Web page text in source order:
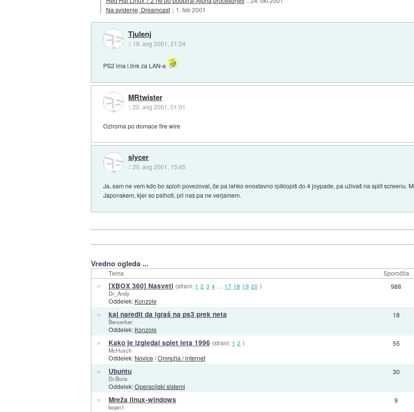
Na svidenje, Dreamcast :: 1. feb 2001
Tjulenj
:: 19. avg 2001, 21:24
PS2 ima i.link za LAN-e
MRtwister
::20. avg 2001, 01:01
Oziroma po domace fire wire
slycer
::20. avg 2001, 15:45
Ja, sam ne vem kdo bo sploh povezoval, če pa lahko enostavno rpiklopiš do 4 joypade, pa uživaš na split screenu.
Japonskem, kjer so psihoti, pri nas pa ne verjamem.
Vredno ogleda ...
Tema Sporočila
» [XBOX 360] Nasveti (strani: 1 2 3 4 … 17 18 19 20 )
Dr_Andy
Oddelek: Konzole
988
» kaj naredit da igraš na ps3 prek neta
Berserker
Oddelek: Konzole
18
» Kako je izgledal splet leta 1996 (strani: 1 2 )
McHusch
Oddelek: Novice/Omrežja / internet
55
» Ubuntu
Dr.Boris
Oddelek:Operacijski sistemi
30
» Mreža linux-windows
bojan1
9